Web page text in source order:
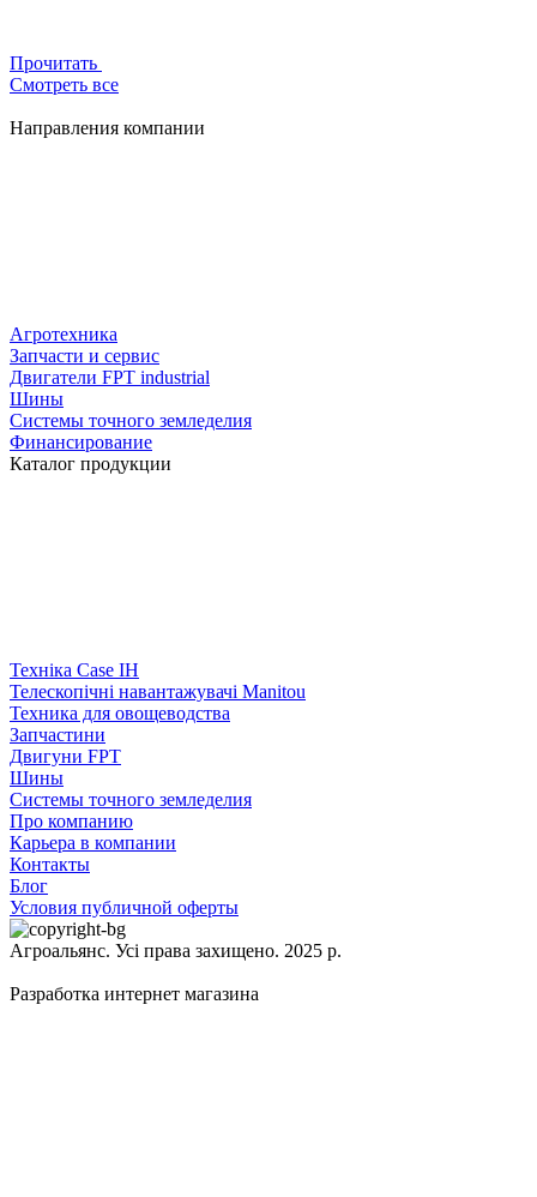
Прочитать
Смотреть все
Направления компании
Агротехника
Запчасти и сервис
Двигатели FPT industrial
Шины
Системы точного земледелия
Финансирование
Каталог продукции
Техніка Case IH
Телескопічні навантажувачі Manitou
Техника для овощеводства
Запчастини
Двигуни FPT
Шины
Системы точного земледелия
Про компанию
Карьера в компании
Контакты
Блог
Условия публичной оферты
Агроальянс. Усі права захищено. 2025 р.
Разработка интернет магазина